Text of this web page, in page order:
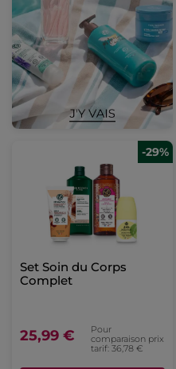
-29%
Set Soin du Corps
Complet
25,99 €
Pour
comparaison prix
tarif: 36,78 €